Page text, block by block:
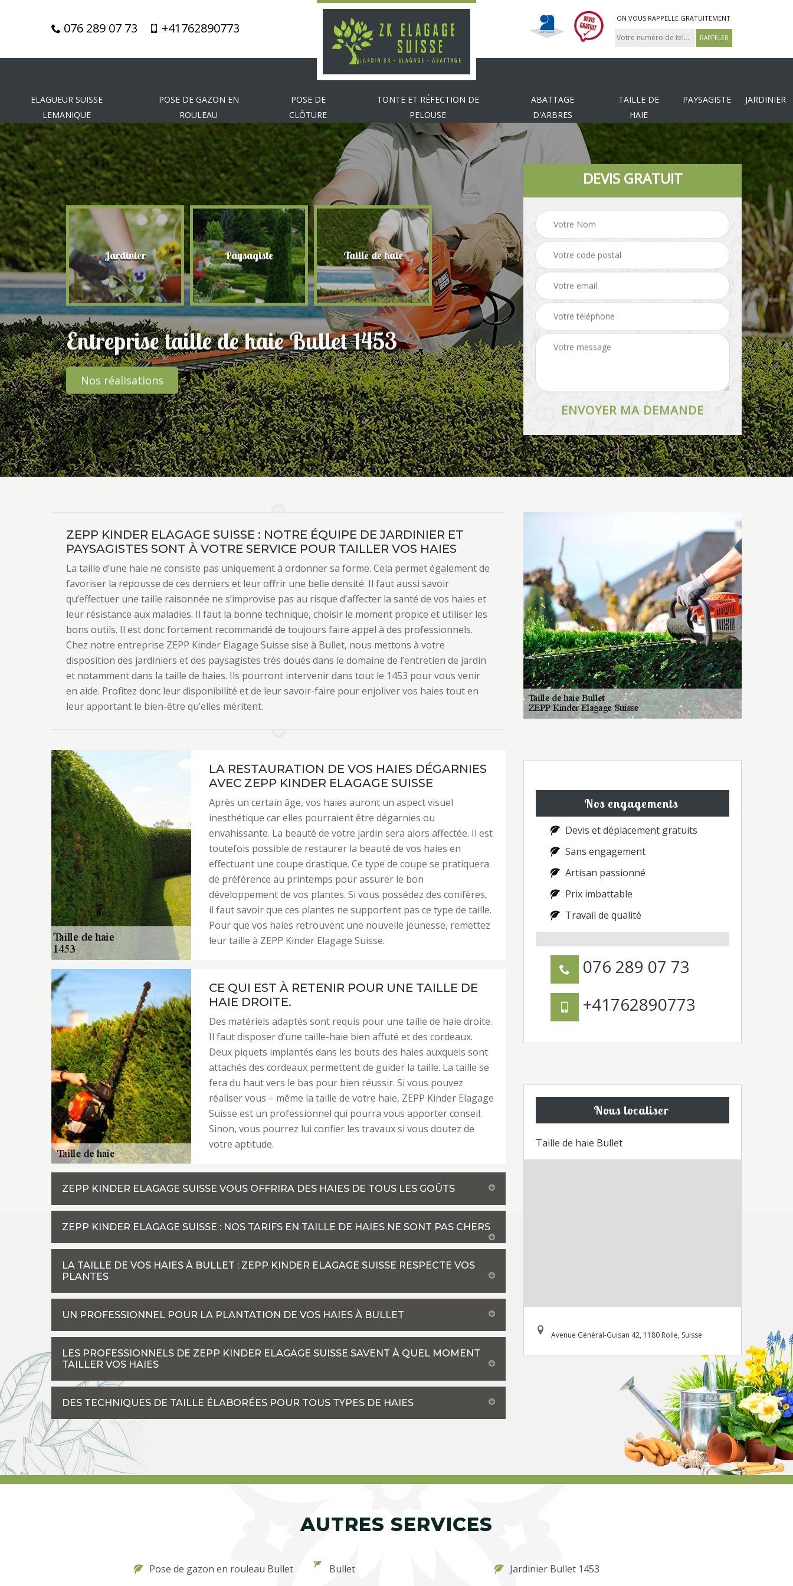
076 289 07 73 +41762890773
ON VOUS RAPPELLE GRATUITEMENT
ELAGUEUR SUISSE
LEMANIQUE
POSE DE GAZON EN
ROULEAU
POSE DE
CLÔTURE
TONTE ET RÉFECTION DE
PELOUSE
ABATTAGE
D'ARBRES
TAILLE DE
HAIE
PAYSAGISTE JARDINIER
Jardinier Paysagiste Taille de haie Abattage d'arbres Tonte et réfection de
pelouse Pose de clôture
Entreprise taille de haie Bullet 1453
Nos réalisations
DEVIS GRATUIT
ZEPP KINDER ELAGAGE SUISSE : NOTRE ÉQUIPE DE JARDINIER ET
PAYSAGISTES SONT À VOTRE SERVICE POUR TAILLER VOS HAIES
La taille d’une haie ne consiste pas uniquement à ordonner sa forme. Cela permet également de
favoriser la repousse de ces derniers et leur offrir une belle densité. Il faut aussi savoir
qu’effectuer une taille raisonnée ne s’improvise pas au risque d’affecter la santé de vos haies et
leur résistance aux maladies. Il faut la bonne technique, choisir le moment propice et utiliser les
bons outils. Il est donc fortement recommandé de toujours faire appel à des professionnels.
Chez notre entreprise ZEPP Kinder Elagage Suisse sise à Bullet, nous mettons à votre
disposition des jardiniers et des paysagistes très doués dans le domaine de l’entretien de jardin
et notamment dans la taille de haies. Ils pourront intervenir dans tout le 1453 pour vous venir
en aide. Profitez donc leur disponibilité et de leur savoir-faire pour enjoliver vos haies tout en
leur apportant le bien-être qu’elles méritent.
LA RESTAURATION DE VOS HAIES DÉGARNIES
AVEC ZEPP KINDER ELAGAGE SUISSE
Après un certain âge, vos haies auront un aspect visuel
inesthétique car elles pourraient être dégarnies ou
envahissante. La beauté de votre jardin sera alors affectée. Il est
toutefois possible de restaurer la beauté de vos haies en
effectuant une coupe drastique. Ce type de coupe se pratiquera
de préférence au printemps pour assurer le bon
développement de vos plantes. Si vous possédez des conifères,
il faut savoir que ces plantes ne supportent pas ce type de taille.
Pour que vos haies retrouvent une nouvelle jeunesse, remettez
leur taille à ZEPP Kinder Elagage Suisse.
CE QUI EST À RETENIR POUR UNE TAILLE DE
HAIE DROITE.
Des matériels adaptés sont requis pour une taille de haie droite.
Il faut disposer d’une taille-haie bien affuté et des cordeaux.
Deux piquets implantés dans les bouts des haies auxquels sont
attachés des cordeaux permettent de guider la taille. La taille se
fera du haut vers le bas pour bien réussir. Si vous pouvez
réaliser vous – même la taille de votre haie, ZEPP Kinder Elagage
Suisse est un professionnel qui pourra vous apporter conseil.
Sinon, vous pourrez lui confier les travaux si vous doutez de
votre aptitude.
ZEPP KINDER ELAGAGE SUISSE VOUS OFFRIRA DES HAIES DE TOUS LES GOÛTS
ZEPP KINDER ELAGAGE SUISSE : NOS TARIFS EN TAILLE DE HAIES NE SONT PAS CHERS
LA TAILLE DE VOS HAIES À BULLET : ZEPP KINDER ELAGAGE SUISSE RESPECTE VOS
PLANTES
UN PROFESSIONNEL POUR LA PLANTATION DE VOS HAIES À BULLET
LES PROFESSIONNELS DE ZEPP KINDER ELAGAGE SUISSE SAVENT À QUEL MOMENT
TAILLER VOS HAIES
DES TECHNIQUES DE TAILLE ÉLABORÉES POUR TOUS TYPES DE HAIES
Nos engagements
Devis et déplacement gratuits
Sans engagement
Artisan passionné
Prix imbattable
Travail de qualité
076 289 07 73
+41762890773
Nous localiser
Taille de haie Bullet
Avenue Général-Guisan 42, 1180 Rolle, Suisse
AUTRES SERVICES
Pose de gazon en rouleau Bullet Bullet Jardinier Bullet 1453